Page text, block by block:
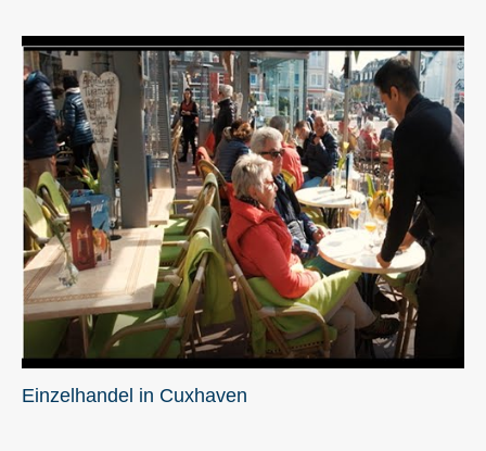
Einzelhandel in Cuxhaven